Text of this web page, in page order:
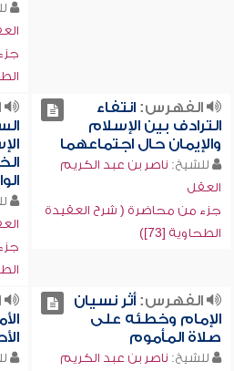
الفهرس:انتفاء
الترادف بين الإسلام
والإيمان حال اجتماعهما
للشيخ: ناصر بن عبد الكريم
العقل
جزء من محاضرة ( شرح العقيدة
الطحاوية [73])
الفهرس:أثر نسيان
الإمام وخطئه على
صلاة المأموم
للشيخ: ناصر بن عبد الكريم